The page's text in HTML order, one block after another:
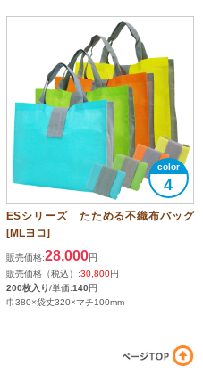
4
ESシリーズ たためる不織布バッグ
[MLヨコ]
販売価格:28,000円
販売価格（税込）:30,800円
200枚入り/単価:140円
巾380×袋丈320×マチ100mm